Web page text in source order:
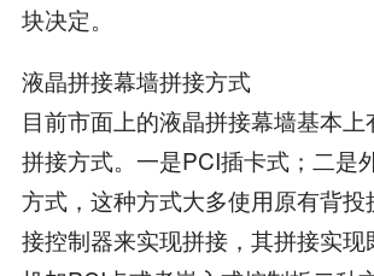
块决定。
液晶拼接幕墙拼接方式
目前市面上的液晶拼接幕墙基本
拼接方式。一是PCI插卡式；二是
方式，这种方式大多使用原有背
接控制器来实现拼接，其拼接实现